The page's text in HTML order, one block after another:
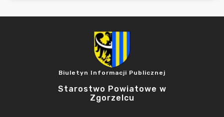
Biuletyn Informacji Publicznej
Starostwo Powiatowe w
Zgorzelcu